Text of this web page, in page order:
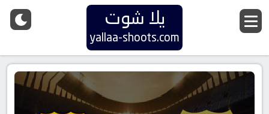
يلا شوت
yallaa-shoots.com